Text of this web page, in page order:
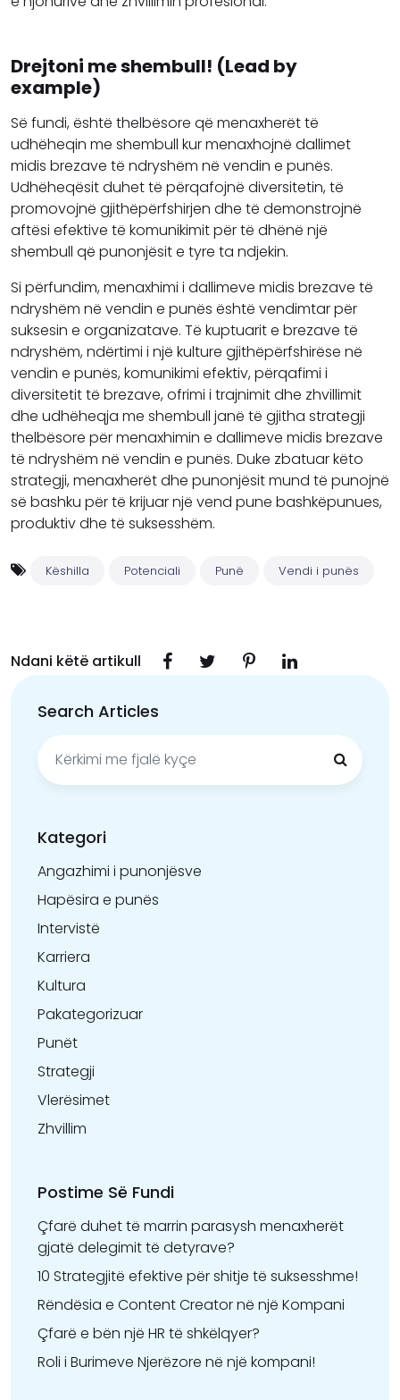
Drejtoni me shembull! (Lead by
example)
Së fundi, është thelbësore që menaxherët të
udhëheqin me shembull kur menaxhojnë dallimet
midis brezave të ndryshëm në vendin e punës.
Udhëheqësit duhet të përqafojnë diversitetin, të
promovojnë gjithëpërfshirjen dhe të demonstrojnë
aftësi efektive të komunikimit për të dhënë një
shembull që punonjësit e tyre ta ndjekin.
Si përfundim, menaxhimi i dallimeve midis brezave të
ndryshëm në vendin e punës është vendimtar për
suksesin e organizatave. Të kuptuarit e brezave të
ndryshëm, ndërtimi i një kulture gjithëpërfshirëse në
vendin e punës, komunikimi efektiv, përqafimi i
diversitetit të brezave, ofrimi i trajnimit dhe zhvillimit
dhe udhëheqja me shembull janë të gjitha strategji
thelbësore për menaxhimin e dallimeve midis brezave
të ndryshëm në vendin e punës. Duke zbatuar këto
strategji, menaxherët dhe punonjësit mund të punojnë
së bashku për të krijuar një vend pune bashkëpunues,
produktiv dhe të suksesshëm.
Këshilla Potenciali Punë Vendi i punës
Ndani këtë artikull
Search Articles
Kërko
për:
Kategori
Angazhimi i punonjësve
Hapësira e punës
Intervistë
Karriera
Kultura
Pakategorizuar
Punët
Strategji
Vlerësimet
Zhvillim
Postime Së Fundi
Çfarë duhet të marrin parasysh menaxherët
gjatë delegimit të detyrave?
10 Strategjitë efektive për shitje të suksesshme!
Rëndësia e Content Creator në një Kompani
Çfarë e bën një HR të shkëlqyer?
Roli i Burimeve Njerëzore në një kompani!